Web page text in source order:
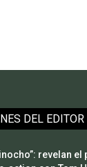
DEL EDITOR
revelan